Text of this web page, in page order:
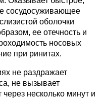
сосудосуживающее
оболочки
ее отечность и
носовых
при ринитах.
не раздражает
не вызывает
несколько минут и